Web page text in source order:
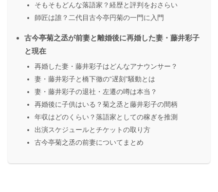
そもそもどんな落語家？経歴と評判をおさらい
師匠は誰？二代目古今亭円菊の一門に入門
古今亭菊之丞が前妻と離婚後に再婚した妻・藤井彩子
と現在
再婚した妻・藤井彩子はどんなアナウンサー？
妻・藤井彩子と橋下徹の“遅刻”騒動とは
妻・藤井彩子の退社・左遷の噂は本当？
再婚後に子供はいる？菊之丞と藤井彩子の間柄
年収はどのくらい？落語家としての稼ぎを推測
出演スケジュールとチケットの取り方
古今亭菊之丞の前妻についてまとめ